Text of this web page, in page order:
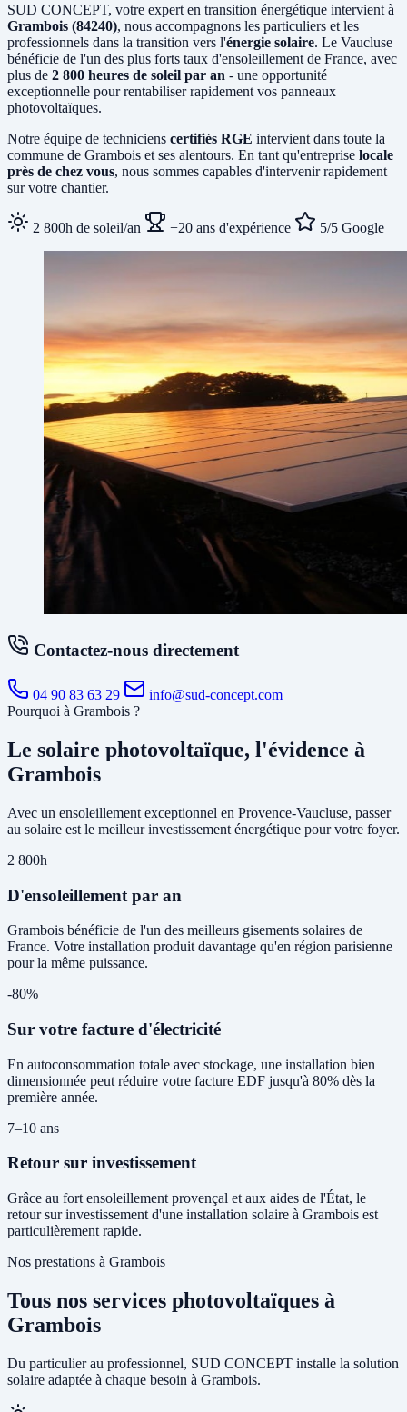
SUD CONCEPT, votre expert en transition énergétique intervient à
Grambois (84240), nous accompagnons les particuliers et les
professionnels dans la transition vers l'énergie solaire. Le Vaucluse
bénéficie de l'un des plus forts taux d'ensoleillement de France, avec
plus de 2 800 heures de soleil par an - une opportunité
exceptionnelle pour rentabiliser rapidement vos panneaux
photovoltaïques.
Notre équipe de techniciens certifiés RGE intervient dans toute la
commune de Grambois et ses alentours. En tant qu'entreprise locale
près de chez vous, nous sommes capables d'intervenir rapidement
sur votre chantier.
2 800h de soleil/an +20 ans d'expérience 5/5 Google
Contactez-nous directement
04 90 83 63 29
info@sud-concept.com
Pourquoi à Grambois ?
Le solaire photovoltaïque, l'évidence à
Grambois
Avec un ensoleillement exceptionnel en Provence-Vaucluse, passer
au solaire est le meilleur investissement énergétique pour votre foyer.
2 800h
D'ensoleillement par an
Grambois bénéficie de l'un des meilleurs gisements solaires de
France. Votre installation produit davantage qu'en région parisienne
pour la même puissance.
-80%
Sur votre facture d'électricité
En autoconsommation totale avec stockage, une installation bien
dimensionnée peut réduire votre facture EDF jusqu'à 80% dès la
première année.
7–10 ans
Retour sur investissement
Grâce au fort ensoleillement provençal et aux aides de l'État, le
retour sur investissement d'une installation solaire à Grambois est
particulièrement rapide.
Nos prestations à Grambois
Tous nos services photovoltaïques à
Grambois
Du particulier au professionnel, SUD CONCEPT installe la solution
solaire adaptée à chaque besoin à Grambois.